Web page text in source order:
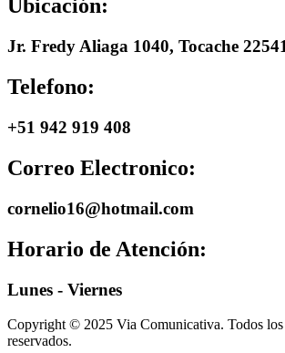
Ubicación:
Jr. Fredy Aliaga 1040, Tocache
Telefono:
+51 942 919 408
Correo Electronico:
cornelio16@hotmail.com
Horario de Atención:
Lunes - Viernes
Copyright © 2025 Via Comunicativa. Todos los
reservados.